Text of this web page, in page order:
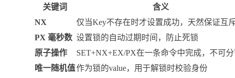
关键词
含义
NX
仅当Key不存在时才设置成功，天然保证互
PX 毫秒数 设置锁的自动过期时间，防止死锁
原子操作
SET+NX+EX/PX在一条命令中完成，不可分
唯一随机值作为锁的value，用于解锁时校验身份